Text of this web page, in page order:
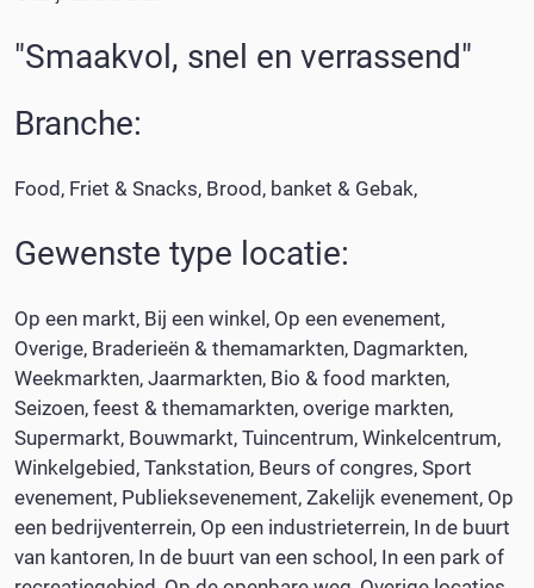
"Smaakvol, snel en verrassend"
Branche:
Food Friet & Snacks Brood, banket & Gebak
Gewenste type locatie:
Op een markt Bij een winkel Op een evenement
Overige Braderieën & themamarkten Dagmarkten
Weekmarkten Jaarmarkten Bio & food markten
Seizoen, feest & themamarkten overige markten
Supermarkt Bouwmarkt Tuincentrum Winkelcentrum
Winkelgebied Tankstation Beurs of congres Sport
evenement Publieksevenement Zakelijk evenement Op
een bedrijventerrein Op een industrieterrein In de buurt
van kantoren In de buurt van een school
In een park of